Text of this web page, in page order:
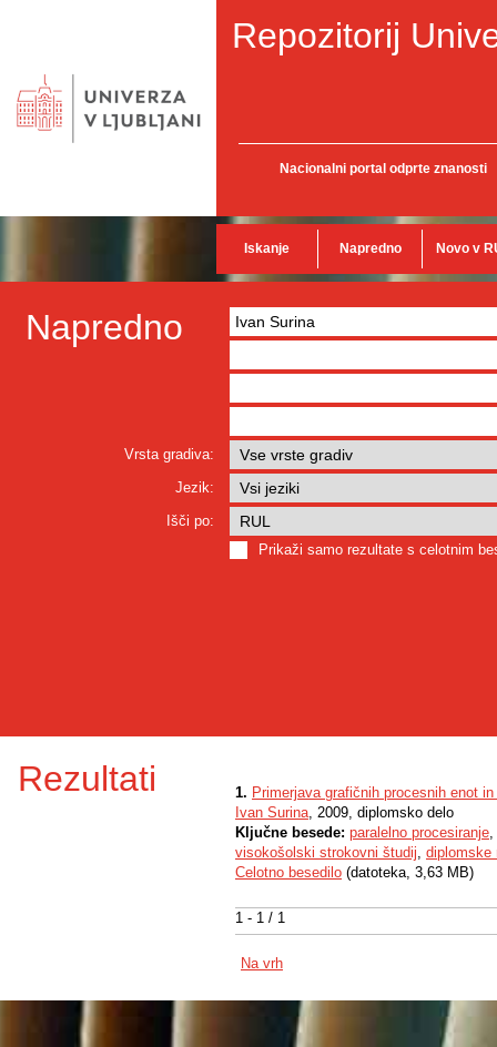
Repozitorij
Nacionalni portal odprte znanosti
Iskanje Napredno Novo v
Napredno
Vrsta gradiva:
Jezik:
Išči po:
Prikaži samo rezultate s celotnim
Rezultati
1 - 1 / 1
1. Primerjava grafičnih procesnih enot
Ivan Surina, 2009, diplomsko delo
Ključne besede: paralelno procesiranje,
visokošolski strokovni študij, diplomske
Celotno besedilo (datoteka, 3,63 MB)
Na vrh